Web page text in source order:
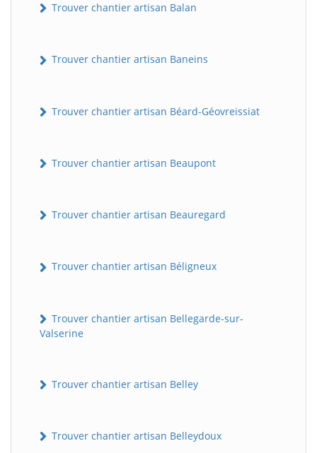
Trouver chantier artisan Balan
Trouver chantier artisan Baneins
Trouver chantier artisan Béard-Géovreissiat
Trouver chantier artisan Beaupont
Trouver chantier artisan Beauregard
Trouver chantier artisan Béligneux
Trouver chantier artisan Bellegarde-sur-
Valserine
Trouver chantier artisan Belley
Trouver chantier artisan Belleydoux